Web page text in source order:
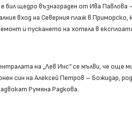
бил щедро възнаграден от Ива
вход на Северния плаж в
и пускането на хотела в
на „Лев Инс“ се мълви, че още
син на Алексей Петров – Божидар,
Румяна Радкова.